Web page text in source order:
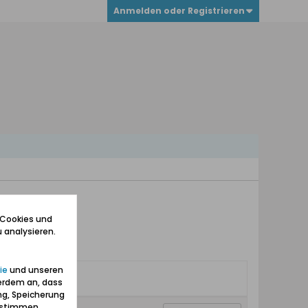
Anmelden oder Registrieren
und
und unseren
an, dass
Speicherung